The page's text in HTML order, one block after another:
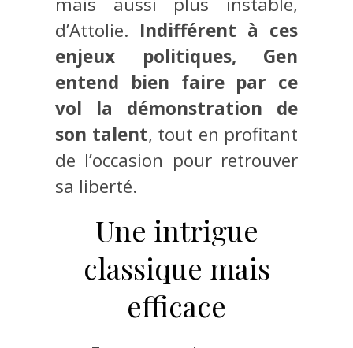
d’Attolie. Indifférent à ces
enjeux politiques, Gen
entend bien faire par ce
vol la démonstration de
son talent, tout en profitant
de l’occasion pour retrouver
sa liberté.
Une intrigue
classique mais
efficace